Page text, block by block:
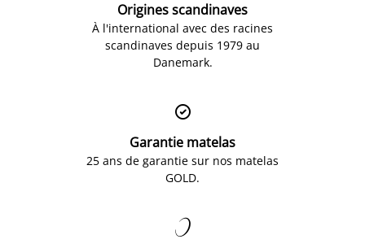
Origines scandinaves
À l'international avec des racines
scandinaves depuis 1979 au
Danemark.

Garantie matelas
25 ans de garantie sur nos matelas
GOLD.
